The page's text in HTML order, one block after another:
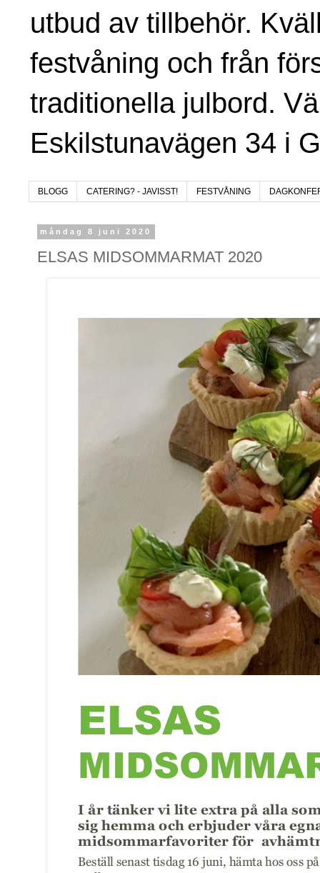
utbud av tillbehör.
festvåning och från
traditionella julbord.
Eskilstunavägen 34 i
BLOGG CATERING? - JAVISST! FESTVÅNING
måndag 8 juni 2020
ELSAS MIDSOMMARMAT 2020